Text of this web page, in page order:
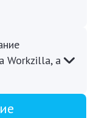
Workzilla, а